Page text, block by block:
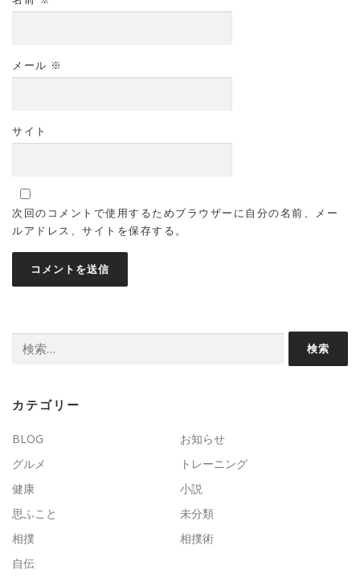
メール ※
サイト
次回のコメントで使用するためブラウザーに自分の名前、メー
ルアドレス、サイトを保存する。
索:
カテゴリー
BLOG
お知らせ
グルメ
トレーニング
健康
小説
思ふこと
未分類
相撲
相撲術
自伝